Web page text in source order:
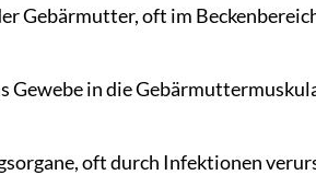
Gebärmutter, oft im
Gewebe in die
oft durch Infektionen